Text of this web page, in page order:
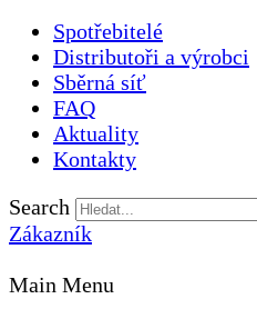
Spotřebitelé
Distributoři a výrobci
Sběrná síť
FAQ
Aktuality
Kontakty
Search
Zákazník
Main Menu